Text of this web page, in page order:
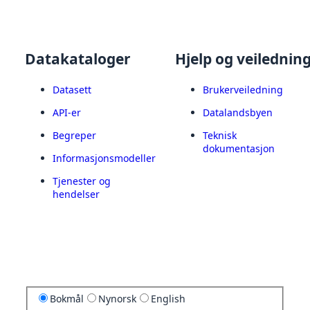
Datakataloger
Datasett
API-er
Begreper
Informasjonsmodeller
Tjenester og
hendelser
Hjelp og
Brukerveiledning
Datalandsbyen
Teknisk
dokumentasjon
Bokmål Nynorsk English